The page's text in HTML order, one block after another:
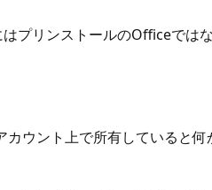
プリンストールのOfficeでは
ウント上で所有していると